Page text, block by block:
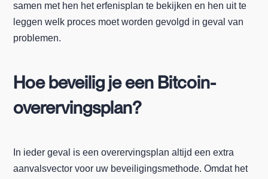
samen met hen het erfenisplan te bekijken en hen uit te
leggen welk proces moet worden gevolgd in geval van
problemen.
Hoe beveilig je een Bitcoin-
overervingsplan?
In ieder geval is een overervingsplan altijd een extra
aanvalsvector voor uw beveiligingsmethode. Omdat het